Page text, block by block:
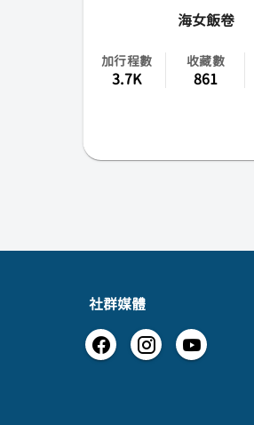
海女飯卷
加行程數
3.7K
收藏數
861
社群媒體